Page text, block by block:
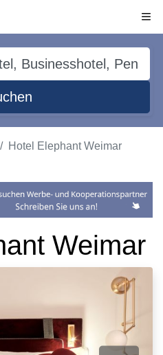
Hotel Elephant Weimar
Weimar